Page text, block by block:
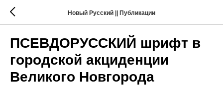
Новый Русский || Публикации
ПСЕВДОРУССКИЙ шрифт в
городской акциденции
Великого Новгорода